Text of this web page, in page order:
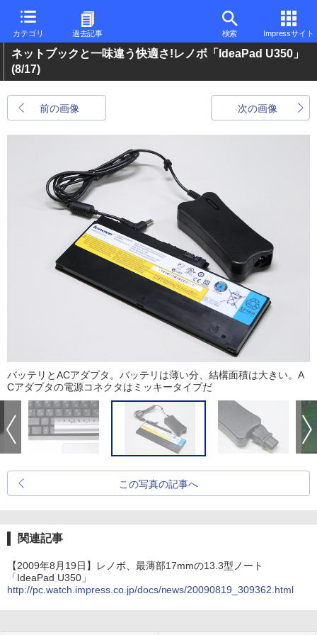
カテゴリ 過去記事 検索 Impressサイト
ネットブックと一味違う快適さ!レノボ「IdeaPad U350」
(8/17)
前の画像 次の画像
バッテリとACアダプタ。バッテリは薄い分、結構面積は大きい。A
Cアダプタの電源コネクタはミッキータイプだ
この写真の記事へ
関連記事
【2009年8月19日】レノボ、最薄部17mmの13.3型ノート
「IdeaPad U350」
http://pc.watch.impress.co.jp/docs/news/20090819_309362.html